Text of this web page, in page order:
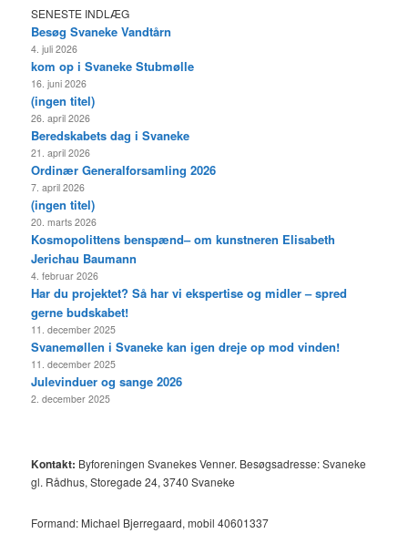
SENESTE INDLÆG
Besøg Svaneke Vandtårn
4. juli 2026
kom op i Svaneke Stubmølle
16. juni 2026
(ingen titel)
26. april 2026
Beredskabets dag i Svaneke
21. april 2026
Ordinær Generalforsamling 2026
7. april 2026
(ingen titel)
20. marts 2026
Kosmopolittens benspænd– om kunstneren Elisabeth
Jerichau Baumann
4. februar 2026
Har du projektet? Så har vi ekspertise og midler – spred
gerne budskabet!
11. december 2025
Svanemøllen i Svaneke kan igen dreje op mod vinden!
11. december 2025
Julevinduer og sange 2026
2. december 2025
Kontakt: Byforeningen Svanekes Venner. Besøgsadresse: Svaneke
gl. Rådhus, Storegade 24, 3740 Svaneke
Formand: Michael Bjerregaard, mobil 40601337